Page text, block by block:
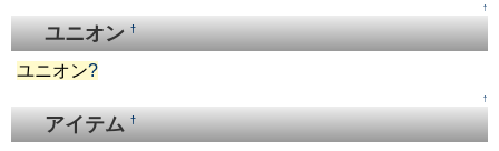
↑
ユニオン†
ユニオン?
↑
アイテム†